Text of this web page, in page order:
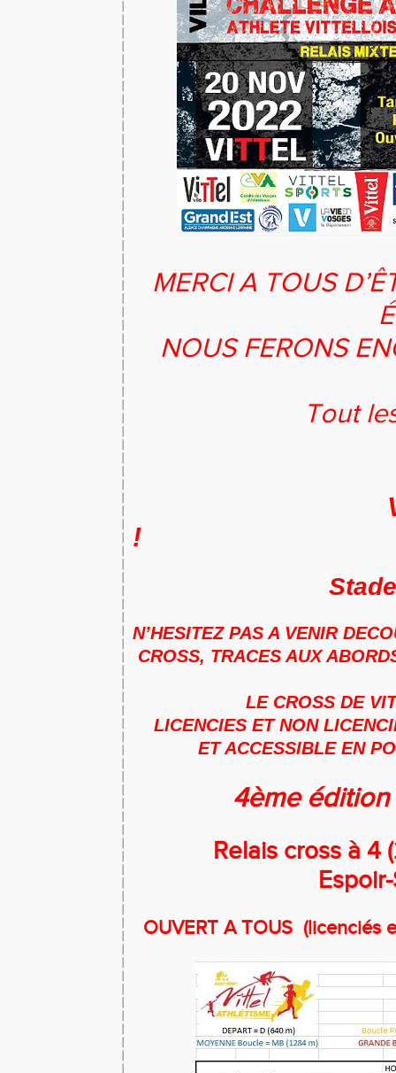
MERCI A TOUS
NOUS FERONS
Tout
VITTEL
!
N’HESITEZ PAS A VENIR
CROSS, TRACES AUX
LE CROSS DE
LICENCIES ET NON
ET ACCESSIBLE EN
4ème
Relais cross à 4
OUVERT A TOUS (licenciés